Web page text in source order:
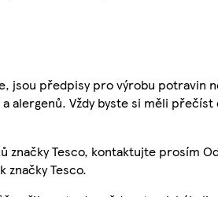
jsou předpisy pro výrobu potravin
alergenů. Vždy byste si měli
značky Tesco, kontaktujte prosím
značky Tesco.